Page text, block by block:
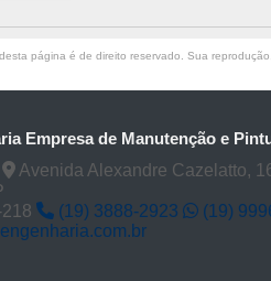
página é de direito reservado. Sua
Empresa de Manutenção e
Avenida Alexandre Cazelatto,
(19) 3888-2923
(19)